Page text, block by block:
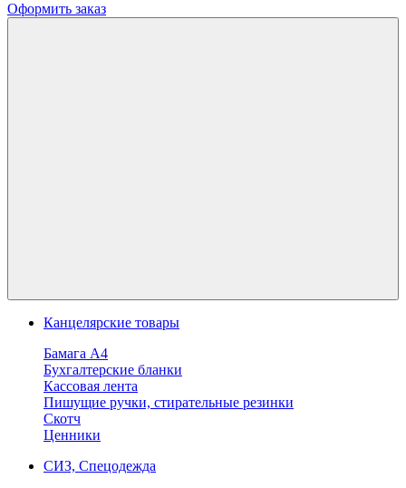
Оформить заказ
Канцелярские товары
Бамага А4
Бухгалтерские бланки
Кассовая лента
Пишущие ручки, стирательные резинки
Скотч
Ценники
СИЗ, Спецодежда